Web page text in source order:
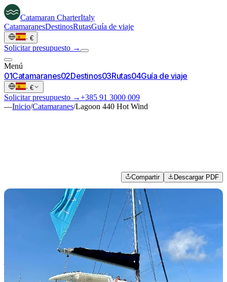
Catamaran CharterItaly
CatamaranesDestinosRutasGuía de viaje
· €
Solicitar presupuesto →
Menú
01Catamaranes02Destinos03Rutas04Guía de viaje
· €
Solicitar presupuesto →+385 91 3000 009
—Inicio/Catamaranes/Lagoon 440 Hot Wind
Compartir Descargar PDF